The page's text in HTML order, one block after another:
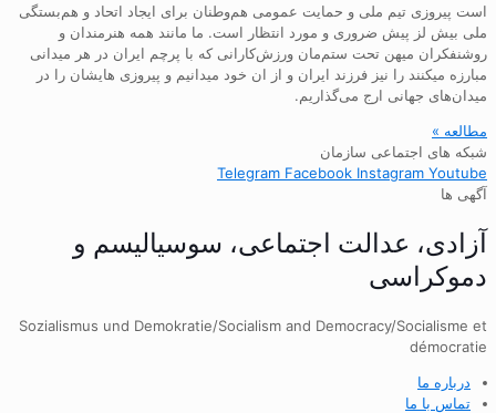
است پیروزی تیم ملی و حمایت عمومی هم‌وطنان برای ایجاد اتحاد و هم‌بستگی
ملی بیش لز پیش ضروری و مورد انتظار است. ما مانند همه هنرمندان و
روشنفکران میهن تحت ستم‌مان ورزش‌کارانی که با پرچم ایران در هر میدانی
مبارزه میکنند را نیز فرزند ایران و از ان خود میدانیم و پیروزی هایشان را در
میدان‌های جهانی ارج می‌گذاریم.
مطالعه »
شبکه های اجتماعی سازمان
Telegram Facebook Instagram Youtube
آگهی ها
آزادی، عدالت اجتماعی، سوسیالیسم و
دموکراسی
Sozialismus und Demokratie/Socialism and Democracy/Socialisme et
démocratie
درباره ما
تماس با ما